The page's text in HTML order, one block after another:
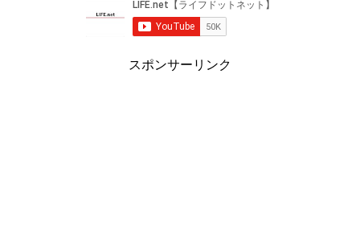
スポンサーリンク